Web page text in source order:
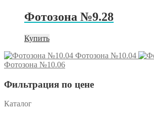
Фотозона №9.28
Купить
Фотозона №10.04
Фотозона №10.06
Фильтрация по цене
Каталог